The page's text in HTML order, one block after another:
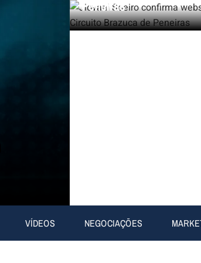
Peneiras
VÍDEOS NEGOCIAÇÕES